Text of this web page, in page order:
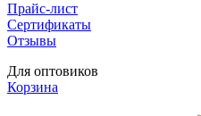
Прайс-лист
Сертификаты
Отзывы
Для оптовиков
Корзина